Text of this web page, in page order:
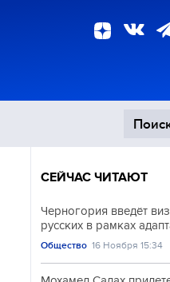
СЕЙЧАС ЧИТАЮТ
Черногория введёт
русских в рамках
Общество 16 Ноября 15:34